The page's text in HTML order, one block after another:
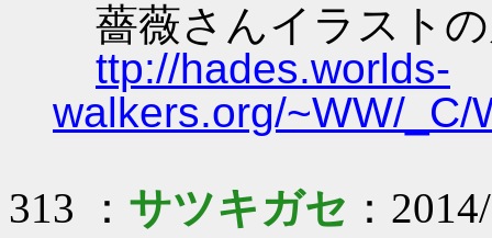
薔薇さんイラスト
ttp://hades.worlds-
walkers.org/~WW/_C/
313 ： サツキガセ ：